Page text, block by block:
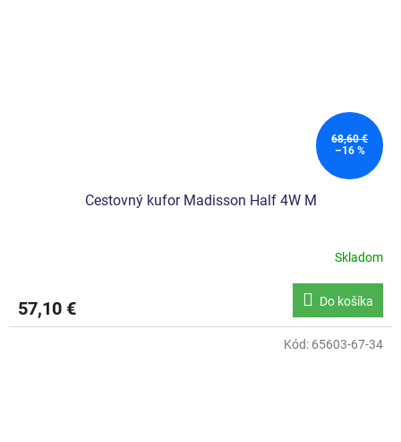
68,60 €
–16 %
Cestovný kufor Madisson Half 4W M
Skladom
57,10 € Do košíka
Kód: 65603-67-34